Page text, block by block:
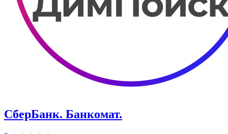
СберБанк. Банкомат.